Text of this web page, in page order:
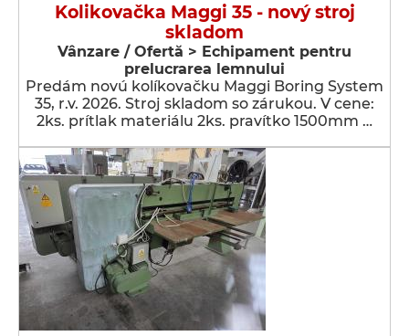
Kolikovačka Maggi 35 - nový stroj
skladom
Vânzare / Ofertă > Echipament pentru
prelucrarea lemnului
Predám novú kolíkovačku Maggi Boring System
35, r.v. 2026. Stroj skladom so zárukou. V cene:
2ks. prítlak materiálu 2ks. pravítko 1500mm …